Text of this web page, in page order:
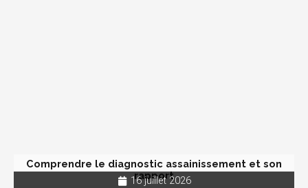
Comprendre le diagnostic assainissement et son
rapport
16 juillet 2026